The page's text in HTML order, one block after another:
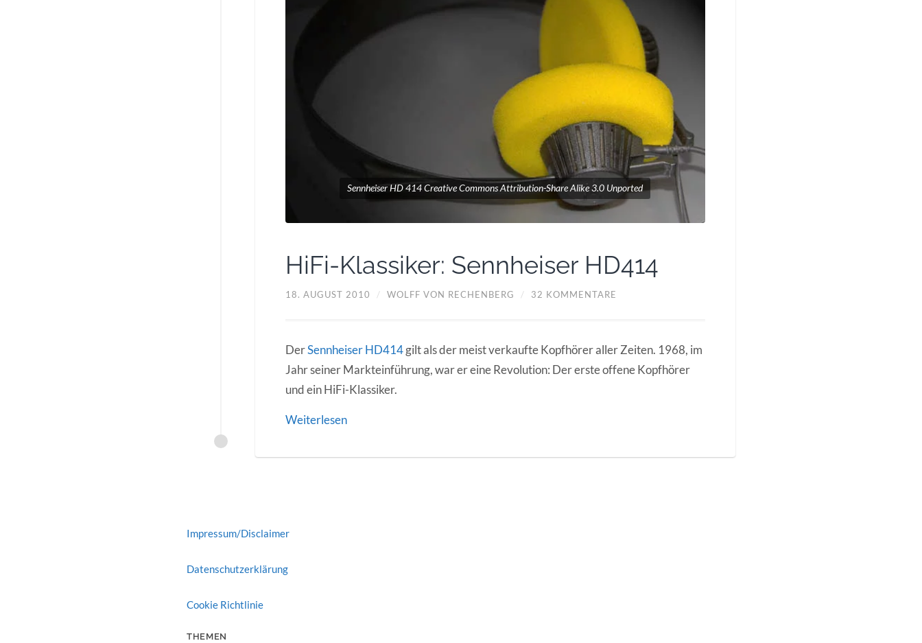
Sennheiser HD 414 Creative Commons Attribution-Share Alike 3.0 Unported
HiFi-Klassiker: Sennheiser HD414
18. AUGUST 2010 / WOLFF VON RECHENBERG / 32 KOMMENTARE
DerSennheiser HD414gilt als der meist verkaufte Kopfhörer aller Zeiten. 1968, im
Jahr seiner Markteinführung, war er eine Revolution: Der erste offene Kopfhörer
und ein HiFi-Klassiker.
Weiterlesen
Impressum/Disclaimer
Datenschutzerklärung
Cookie Richtlinie
THEMEN